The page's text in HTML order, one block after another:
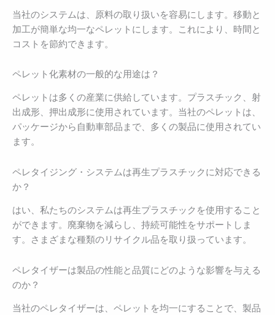
当社のシステムは、原料の取り扱いを容易にします。移動と
加工が簡単な均一なペレットにします。これにより、時間と
コストを節約できます。
ペレット化素材の一般的な用途は？
ペレットは多くの産業に供給しています。プラスチック、射
出成形、押出成形に使用されています。当社のペレットは、
パッケージから自動車部品まで、多くの製品に使用されてい
ます。
ペレタイジング・システムは再生プラスチックに対応できる
か？
はい、私たちのシステムは再生プラスチックを使用すること
ができます。廃棄物を減らし、持続可能性をサポートしま
す。さまざまな種類のリサイクル品を取り扱っています。
ペレタイザーは製品の性能と品質にどのような影響を与える
のか？
当社のペレタイザーは、ペレットを均一にすることで、製品